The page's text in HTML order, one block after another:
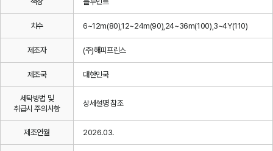
치수 6~12m(80),12~24m(90),24~36m(100),3~4Y(110)
제조자 (주)해피프린스
제조국 대한민국
세탁방법 및
취급시 주의사항
상세설명 참조
제조연월 2026.03.